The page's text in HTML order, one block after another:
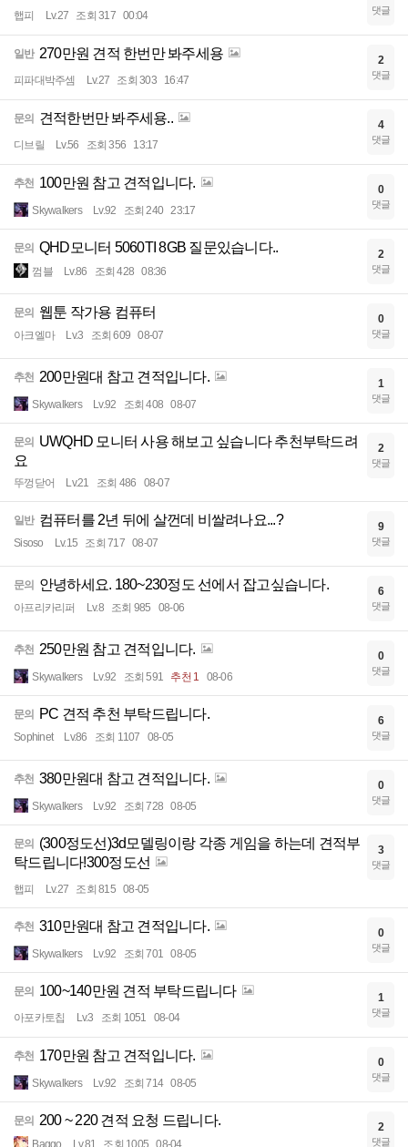
햅피 Lv.27 조회 317 00:04 댓글
일반 270만원 견적 한번만 봐주세용
피파대박주셈 Lv.27 조회 303 16:47
2
댓글
문의 견적한번만 봐주세용..
디브릴 Lv.56 조회 356 13:17
4
댓글
추천 100만원 참고 견적입니다.
Skywalkers Lv.92 조회 240 23:17
0
댓글
문의 QHD모니터 5060TI 8GB 질문있습니다..
껌블 Lv.86 조회 428 08:36
2
댓글
문의 웹툰 작가용 컴퓨터
아크엘마 Lv.3 조회 609 08-07
0
댓글
추천 200만원대 참고 견적입니다.
Skywalkers Lv.92 조회 408 08-07
1
댓글
문의 UWQHD 모니터 사용 해보고 싶습니다 추천부탁드려
요
뚜껑닫어 Lv.21 조회 486 08-07
2
댓글
일반 컴퓨터를 2년 뒤에 살껀데 비쌀려나요...?
Sisoso Lv.15 조회 717 08-07
9
댓글
문의 안녕하세요. 180~230정도 선에서 잡고싶습니다.
아프리카리퍼 Lv.8 조회 985 08-06
6
댓글
추천 250만원 참고 견적입니다.
Skywalkers Lv.92 조회 591 추천 1 08-06
0
댓글
문의 PC 견적 추천 부탁드립니다.
Sophinet Lv.86 조회 1107 08-05
6
댓글
추천 380만원대 참고 견적입니다.
Skywalkers Lv.92 조회 728 08-05
0
댓글
문의 (300정도선)3d모델링이랑 각종 게임을 하는데 견적부
탁드립니다!300정도선
햅피 Lv.27 조회 815 08-05
3
댓글
추천 310만원대 참고 견적입니다.
Skywalkers Lv.92 조회 701 08-05
0
댓글
문의 100~140만원 견적 부탁드립니다
아포카토칩 Lv.3 조회 1051 08-04
1
댓글
추천 170만원 참고 견적입니다.
Skywalkers Lv.92 조회 714 08-05
0
댓글
문의 200 ~ 220 견적 요청 드립니다.
Baggo Lv.81 조회 1005 08-04
2
댓글